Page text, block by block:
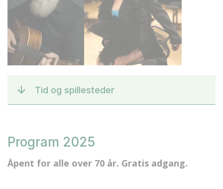
Tid og spillesteder
Program 2025
Åpent for alle over 70 år. Gratis adgang.